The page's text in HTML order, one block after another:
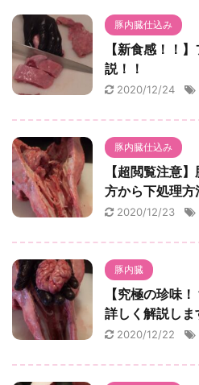
豚内臓仕込み
【新食感！！
説！！
2020/12/24
豚内臓仕込み
【超閲覧注意
方から下処理方
2020/12/23
豚内臓
【究極の珍味
詳しく解説しま
2020/12/22